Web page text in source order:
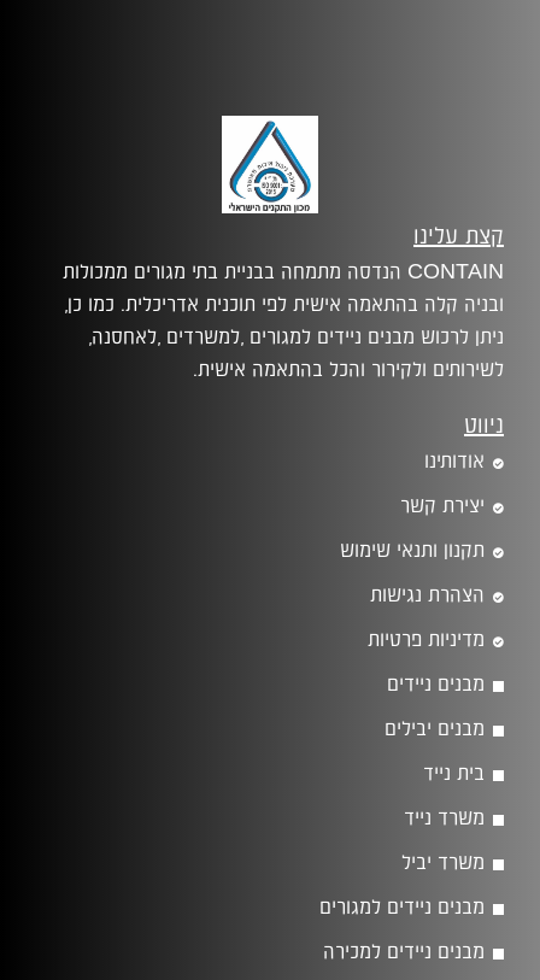
קצת עלינו
CONTAIN הנדסה מתמחה בבניית בתי מגורים ממכולות
ובניה קלה בהתאמה אישית לפי תוכנית אדריכלית. כמו כן,
ניתן לרכוש מבנים ניידים למגורים ,למשרדים ,לאחסנה,
לשירותים ולקירור והכל בהתאמה אישית.
ניווט
אודותינו
יצירת קשר
תקנון ותנאי שימוש
הצהרת נגישות
מדיניות פרטיות
מבנים ניידים
מבנים יבילים
בית נייד
משרד נייד
משרד יביל
מבנים ניידים למגורים
מבנים ניידים למכירה